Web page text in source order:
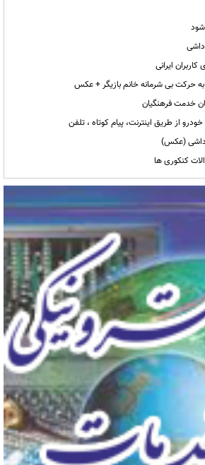
حرکت بی شرمانه خانم بازیگر + عکس
از طریق اینترنت، پیام کوتاه ، تلفن
(عکس)
کنکوری ها